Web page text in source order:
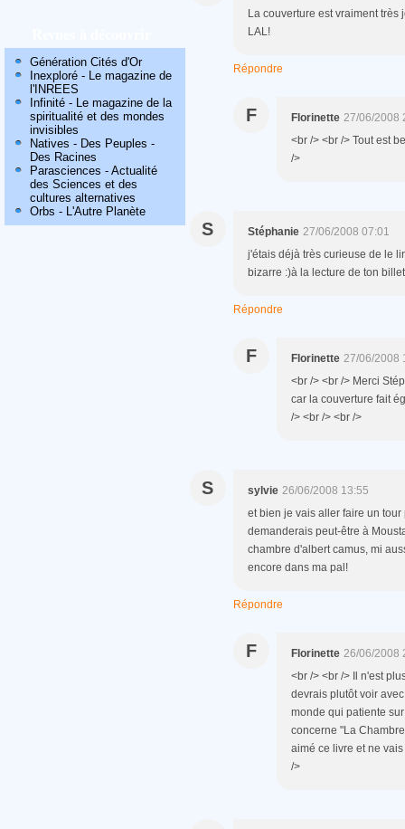
Génération Cités d'Or
Inexploré - Le magazine de
l'INREES
Infinité - Le magazine de la
spiritualité et des mondes
invisibles
Natives - Des Peuples -
Des Racines
Parasciences - Actualité
des Sciences et des
cultures alternatives
Orbs - L'Autre Planète
La couverture est vraiment
LAL!
Répondre
F Florinette 27/06/2008
<br /> <br /> Tout est
/>
S Stéphanie 27/06/2008 07:01
j'étais déjà très curieuse de le
bizarre :)à la lecture de ton
Répondre
F Florinette 27/06/2008
<br /> <br /> Merci
car la couverture fait
/> <br /> <br />
S sylvie 26/06/2008 13:55
et bien je vais aller faire un
demanderais peut-être à
chambre d'albert camus, mi
encore dans ma pal!
Répondre
F Florinette 26/06/2008
<br /> <br /> Il n'est
devrais plutôt voir
monde qui patiente
concerne "La
aimé ce livre et ne
/>